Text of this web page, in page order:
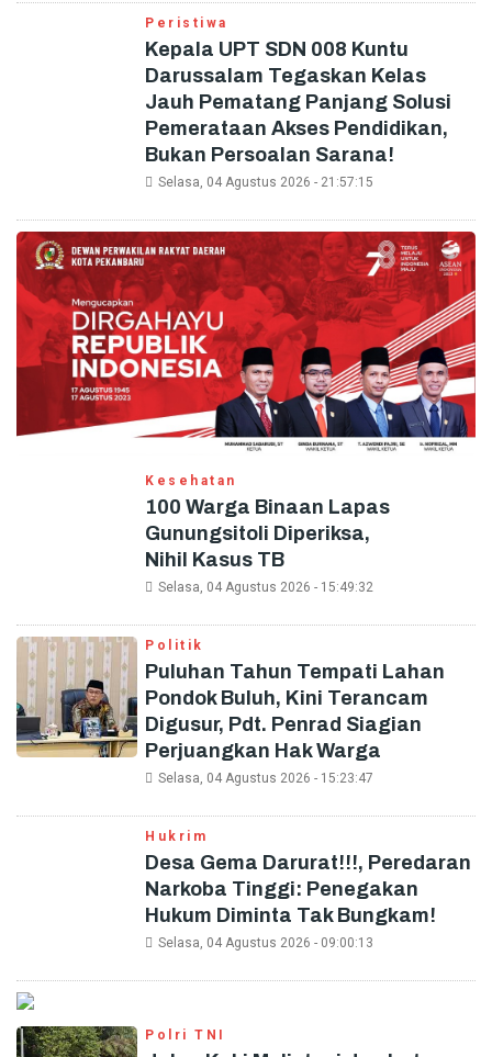
Peristiwa
Kepala UPT SDN 008 Kuntu
Darussalam Tegaskan Kelas
Jauh Pematang Panjang Solusi
Pemerataan Akses Pendidikan,
Bukan Persoalan Sarana!
Selasa, 04 Agustus 2026 - 21:57:15
Kesehatan
100 Warga Binaan Lapas
Gunungsitoli Diperiksa,
Nihil Kasus TB
Selasa, 04 Agustus 2026 - 15:49:32
Politik
Puluhan Tahun Tempati Lahan
Pondok Buluh, Kini Terancam
Digusur, Pdt. Penrad Siagian
Perjuangkan Hak Warga
Selasa, 04 Agustus 2026 - 15:23:47
Hukrim
Desa Gema Darurat!!!, Peredaran
Narkoba Tinggi: Penegakan
Hukum Diminta Tak Bungkam!
Selasa, 04 Agustus 2026 - 09:00:13
Polri TNI